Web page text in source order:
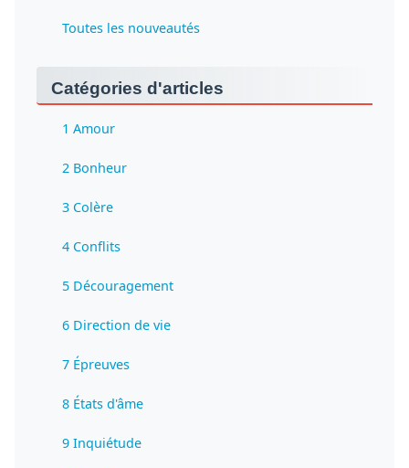
Toutes les nouveautés
Catégories d'articles
1 Amour
2 Bonheur
3 Colère
4 Conflits
5 Découragement
6 Direction de vie
7 Épreuves
8 États d'âme
9 Inquiétude